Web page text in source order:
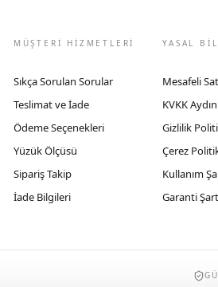
MÜŞTERİ HİZMETLERİ
Sıkça Sorulan Sorular
Teslimat ve İade
Ödeme Seçenekleri
Yüzük Ölçüsü
Sipariş Takip
İade Bilgileri
YASAL
Mesafeli
KVKK
Gizlilik
Çerez
Kullanım
Garanti